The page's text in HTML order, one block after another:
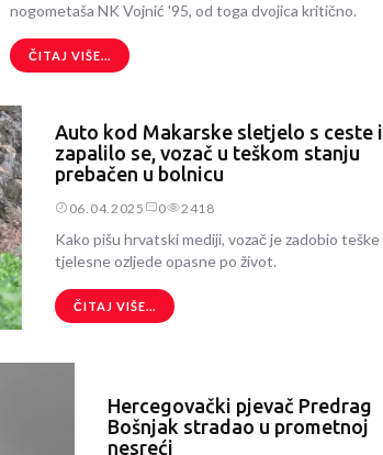
nogometaša NK Vojnić '95, od toga dvojica kritično.
ČITAJ VIŠE...
Auto kod Makarske sletjelo s ceste i
zapalilo se, vozač u teškom stanju
prebačen u bolnicu
06.04.2025 0 2418
Kako pišu hrvatski mediji, vozač je zadobio teške
tjelesne ozljede opasne po život.
ČITAJ VIŠE...
Hercegovački pjevač Predrag
Bošnjak stradao u prometnoj
nesreći